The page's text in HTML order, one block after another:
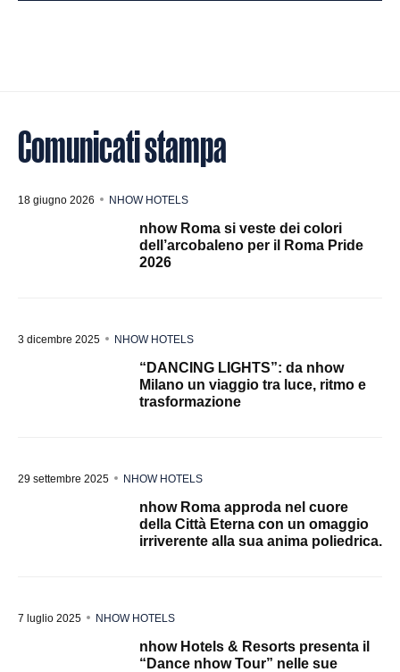
Comunicati stampa
18 giugno 2026 NHOW HOTELS
nhow Roma si veste dei colori
dell’arcobaleno per il Roma Pride
2026
3 dicembre 2025 NHOW HOTELS
“DANCING LIGHTS”: da nhow
Milano un viaggio tra luce, ritmo e
trasformazione
29 settembre 2025 NHOW HOTELS
nhow Roma approda nel cuore
della Città Eterna con un omaggio
irriverente alla sua anima poliedrica.
7 luglio 2025 NHOW HOTELS
nhow Hotels & Resorts presenta il
“Dance nhow Tour” nelle sue